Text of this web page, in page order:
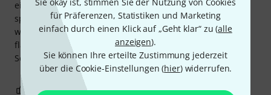
für Präferenzen, Statistiken und Marketing
einfach durch einen Klick auf „Geht klar“ zu (alle
anzeigen).
Sie können Ihre erteilte Zustimmung jederzeit
über die Cookie-Einstellungen (hier) widerrufen.
eine Hi-Hat etwas zu basslastig, aber je mehr ich damit
spiele, desto besser gefällt er mir. Die Oberfläche ist
wunderschön, wenn man unpolierte Becken mag. Der
flache Boden mit den Löchern erzeugt beim Öffnen und
Schließen einen lauten Klang. Absolut empfehlenswert.
0 BEWERTUNG MELDEN